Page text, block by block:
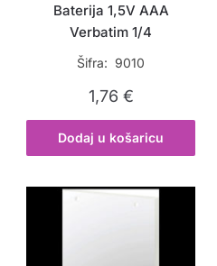
Baterija 1,5V AAA
Verbatim 1/4
Šifra: 9010
1,76 €
Dodaj u košaricu